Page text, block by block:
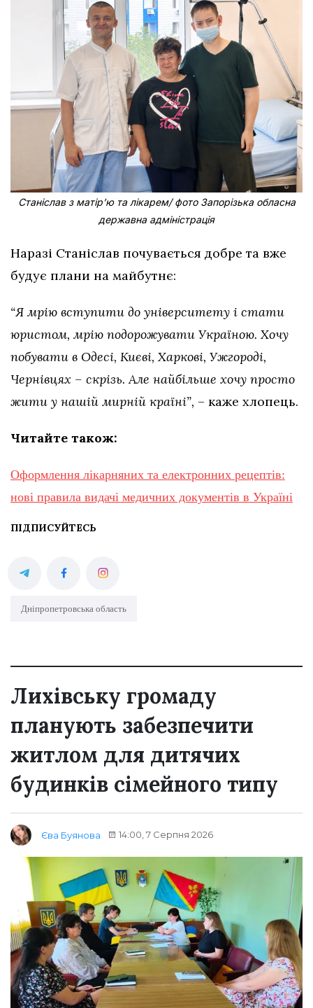
Станіслав з матірʼю та лікарем/ фото Запорізька обласна
державна адміністрація
Наразі Станіслав почувається добре та вже
будує плани на майбутнє:
“Я мрію вступити до університету і стати
юристом, мрію подорожувати Україною. Хочу
побувати в Одесі, Києві, Харкові, Ужгороді,
Чернівцях – скрізь. Але найбільше хочу просто
жити у нашій мирній країні”, – каже хлопець.
Читайте також:
Оформлення лікарняних та електронних рецептів:
нові правила видачі медичних документів в Україні
ПІДПИСУЙТЕСЬ
Дніпропетровська область
Лихівську громаду
планують забезпечити
житлом для дитячих
будинків сімейного типу
Єва Буянова 14:00, 7 Серпня 2026